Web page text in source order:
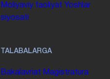
Moliyaviy faoliyat Yoshlar
siyosati
TALABALARGA
Bakalavriat Magistratura